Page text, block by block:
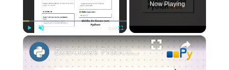
Play Unmute Fullscreen
Now Playing
×
Exercícios Práticos de Python #5 | Calcula a Média de Notas usando Python